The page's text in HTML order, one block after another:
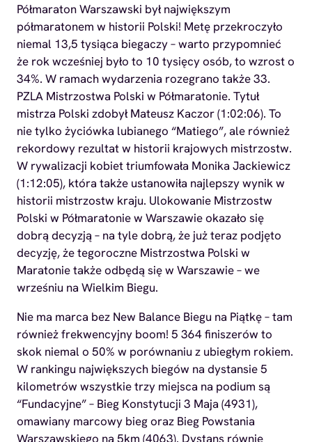
Półmaraton Warszawski był największym
półmaratonem w historii Polski! Metę przekroczyło
niemal 13,5 tysiąca biegaczy – warto przypomnieć
że rok wcześniej było to 10 tysięcy osób, to wzrost o
34%. W ramach wydarzenia rozegrano także 33.
PZLA Mistrzostwa Polski w Półmaratonie. Tytuł
mistrza Polski zdobył Mateusz Kaczor (1:02:06). To
nie tylko życiówka lubianego “Matiego”, ale również
rekordowy rezultat w historii krajowych mistrzostw.
W rywalizacji kobiet triumfowała Monika Jackiewicz
(1:12:05), która także ustanowiła najlepszy wynik w
historii mistrzostw kraju. Ulokowanie Mistrzostw
Polski w Półmaratonie w Warszawie okazało się
dobrą decyzją – na tyle dobrą, że już teraz podjęto
decyzję, że tegoroczne Mistrzostwa Polski w
Maratonie także odbędą się w Warszawie – we
wrześniu na Wielkim Biegu.
Nie ma marca bez New Balance Biegu na Piątkę – tam
również frekwencyjny boom! 5 364 finiszerów to
skok niemal o 50% w porównaniu z ubiegłym rokiem.
W rankingu największych biegów na dystansie 5
kilometrów wszystkie trzy miejsca na podium są
“Fundacyjne” – Bieg Konstytucji 3 Maja (4931),
omawiany marcowy bieg oraz Bieg Powstania
Warszawskiego na 5km (4063). Dystans równie